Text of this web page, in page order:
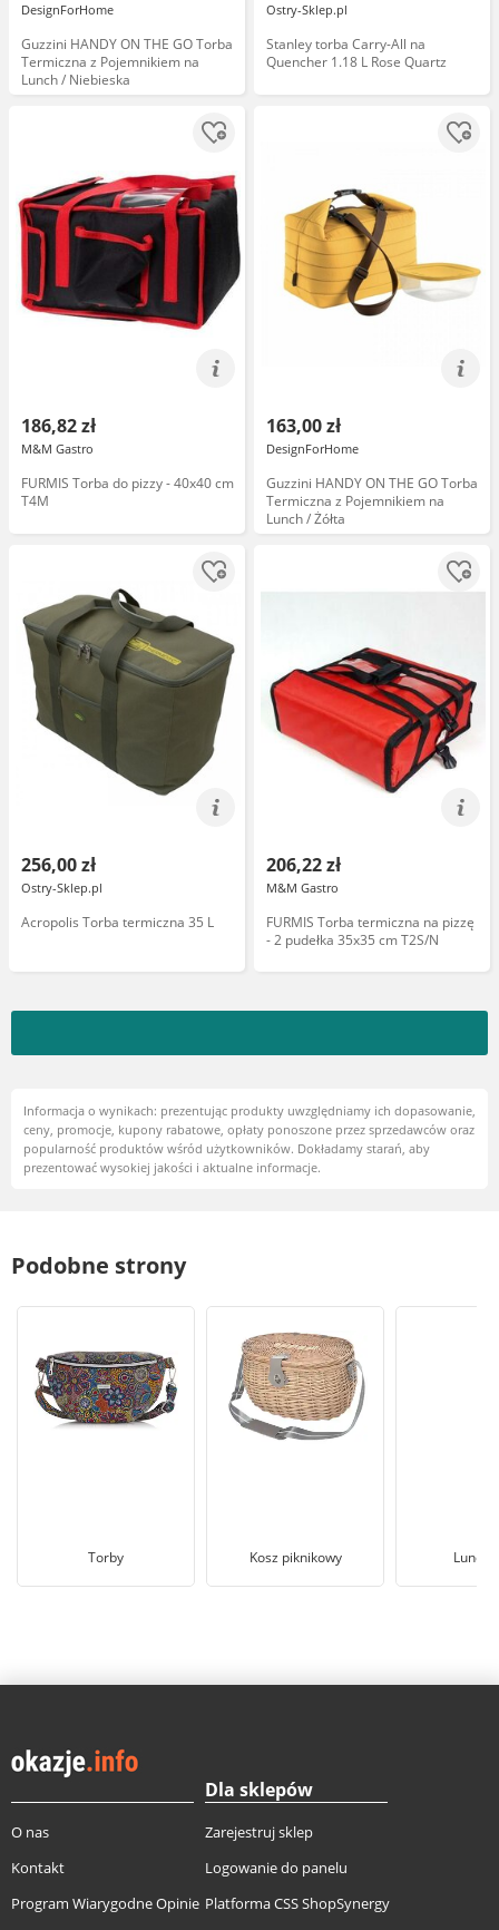
DesignForHome
Guzzini HANDY ON THE GO Torba
Termiczna z Pojemnikiem na
Lunch / Niebieska
Ostry-Sklep.pl
Stanley torba Carry-All na
Quencher 1.18 L Rose Quartz
186,82 zł
M&M Gastro
FURMIS Torba do pizzy - 40x40 cm
T4M
163,00 zł
DesignForHome
Guzzini HANDY ON THE GO Torba
Termiczna z Pojemnikiem na
Lunch / Żółta
256,00 zł
Ostry-Sklep.pl
Acropolis Torba termiczna 35 L
206,22 zł
M&M Gastro
FURMIS Torba termiczna na pizzę
- 2 pudełka 35x35 cm T2S/N
Informacja o wynikach: prezentując produkty uwzględniamy ich dopasowanie,
ceny, promocje, kupony rabatowe, opłaty ponoszone przez sprzedawców oraz
popularność produktów wśród użytkowników. Dokładamy starań, aby
prezentować wysokiej jakości i aktualne informacje.
Podobne strony
Torby Kosz piknikowy Lunch
O nas
Kontakt
Program Wiarygodne Opinie
Dla sklepów
Zarejestruj sklep
Logowanie do panelu
Platforma CSS ShopSynergy